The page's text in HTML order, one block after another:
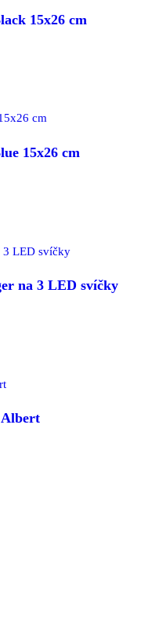
15x26 cm
15x26 cm
na 3 LED svíčky